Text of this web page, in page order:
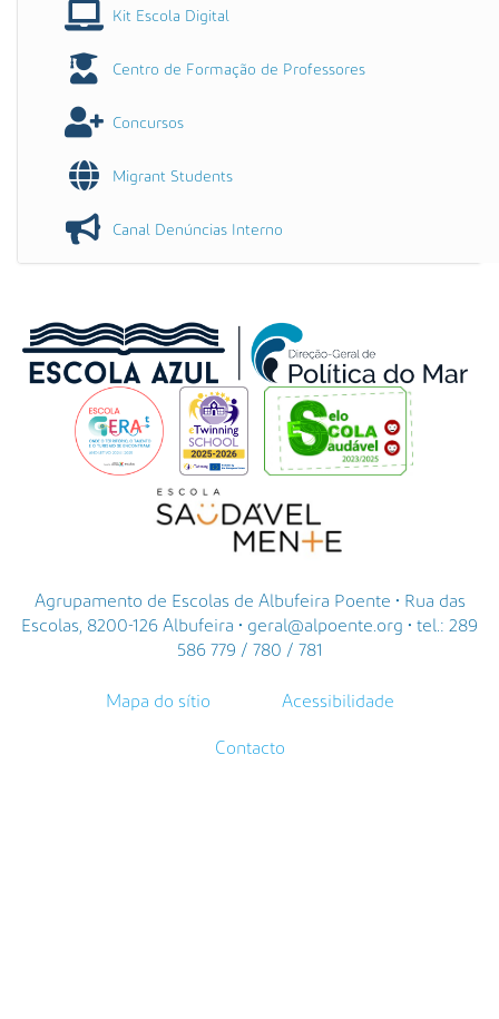
Kit Escola Digital
Centro de Formação de Professores
Concursos
Migrant Students
Canal Denúncias Interno
Agrupamento de Escolas de Albufeira Poente • Rua das
Escolas, 8200-126 Albufeira • geral@alpoente.org • tel.: 289
586 779 / 780 / 781
Mapa do sítio Acessibilidade
Contacto